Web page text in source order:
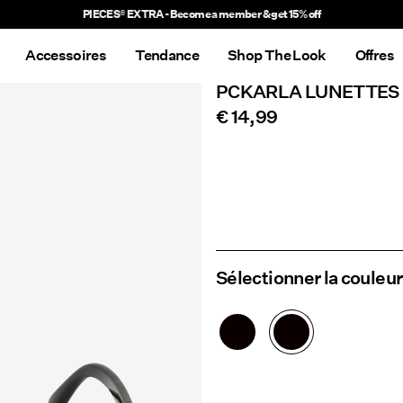
Accessoires Tendance Shop The Look Offres
PCKARLA LUNETTES
€ 14,99
Sélectionner la couleur